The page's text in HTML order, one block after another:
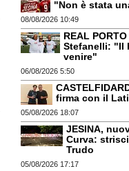
"Non è stata
08/08/2026 10:49
REAL
Stefanelli: "Il
venire"
06/08/2026 5:50
firma con il
05/08/2026 18:07
JESINA,
Curva:
Trudo
05/08/2026 17:17